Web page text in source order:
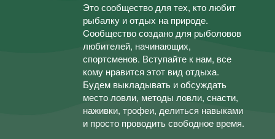
Это сообщество для тех, кто любит
рыбалку и отдых на природе.
Cообщество создано для рыболовов
любителей, начинающих,
спортсменов. Вступайте к нам, все
кому нравится этот вид отдыха.
Будем выкладывать и обсуждать
место ловли, методы ловли, снасти,
наживки, трофеи, делиться навыками
и просто проводить свободное время.